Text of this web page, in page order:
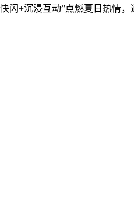
+沉浸互动”点燃夏日热情